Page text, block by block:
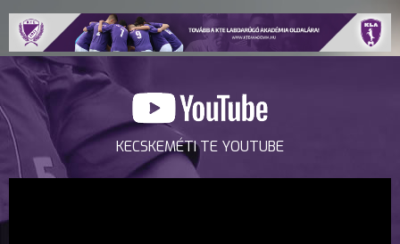
KECSKEMÉTI TE YOUTUBE